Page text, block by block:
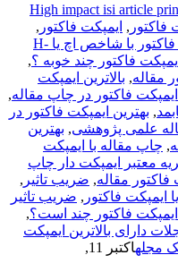
High impact isi article
فاکتور , ایمپکت فاکتور ,
ایمپکت فاکتور با شاخص اچ یا H-
ایمپکت فاکتور چند خوبه ؟,
مقاله, بالاترین ایمپکت
ایمپکت فاکتور در چاپ مقاله,
, بهترین ایمپکت فاکتور در
علمی پژوهشی, بهترین
, چاپ مقاله با ایمپکت
معتبر ایمپکت دار چاپ
فاکتور مقاله, ضریب تاثیر ,
ایمپکت فاکتور , ضریب تاثیر
فاکتور چند است؟,
دارای بالاترین ایمپکت
مجله
اکتبر 11,